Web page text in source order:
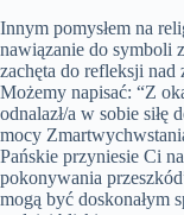
Innym pomysłem na
nawiązanie do symboli
zachęta do refleksji
Możemy napisać: “Z
odnalazł/a w sobie siłę
mocy
Pańskie przyniesie Ci
pokonywania
mogą być doskonałym